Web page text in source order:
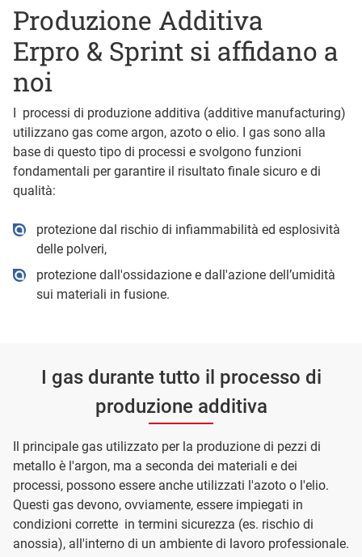
Produzione Additiva
Erpro & Sprint si affidano a
noi
I processi di produzione additiva (additive manufacturing)
utilizzano gas come argon, azoto o elio. I gas sono alla
base di questo tipo di processi e svolgono funzioni
fondamentali per garantire il risultato finale sicuro e di
qualità:
protezione dal rischio di infiammabilità ed esplosività
delle polveri,
protezione dall'ossidazione e dall'azione dell’umidità
sui materiali in fusione.
I gas durante tutto il processo di
produzione additiva
Il principale gas utilizzato per la produzione di pezzi di
metallo è l'argon, ma a seconda dei materiali e dei
processi, possono essere anche utilizzati l'azoto o l'elio.
Questi gas devono, ovviamente, essere impiegati in
condizioni corrette in termini sicurezza (es. rischio di
anossia), all'interno di un ambiente di lavoro professionale.